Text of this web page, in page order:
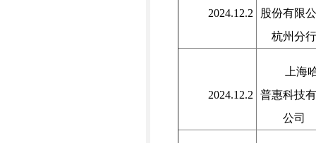
2024.12.2
股份有限
杭州分
2024.12.2
上海
普惠科技
公司